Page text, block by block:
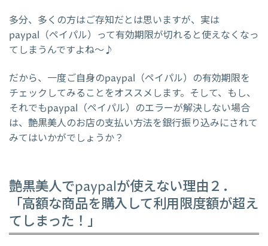
多分、多くの方はご存知だとは思いますが、実は
paypal（ペイパル）って有効期限が切れると使えなくなっ
てしまうんですよね～♪
だから、一度ご自身のpaypal（ペイパル）の有効期限を
チェックしてみることをオススメします。そして、もし、
それでもpaypal（ペイパル）のエラーが解決しない場合
は、艶黒美人のお店の支払い方法を銀行振り込みにされて
みてはいかがでしょうか？
艶黒美人でpaypalが使えない理由２．
「高額な商品を購入して利用限度額が超え
てしまった！」